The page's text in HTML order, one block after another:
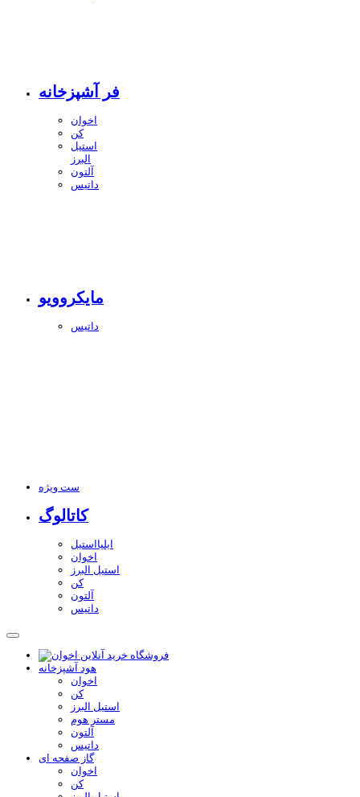
فر آشپزخانه
اخوان
کن
استیل
البرز
آلتون
داتیس
مایکروویو
داتیس
ست ویژه
کاتالوگ
ایلیااستیل
اخوان
استیل البرز
کن
آلتون
داتیس
هود آشپزخانه
اخوان
کن
استیل البرز
مستر هوم
آلتون
داتیس
گاز صفحه ای
اخوان
کن